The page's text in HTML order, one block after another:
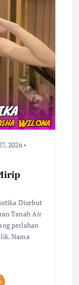
2026
Disebut
Tanah Air
perlahan
Nama